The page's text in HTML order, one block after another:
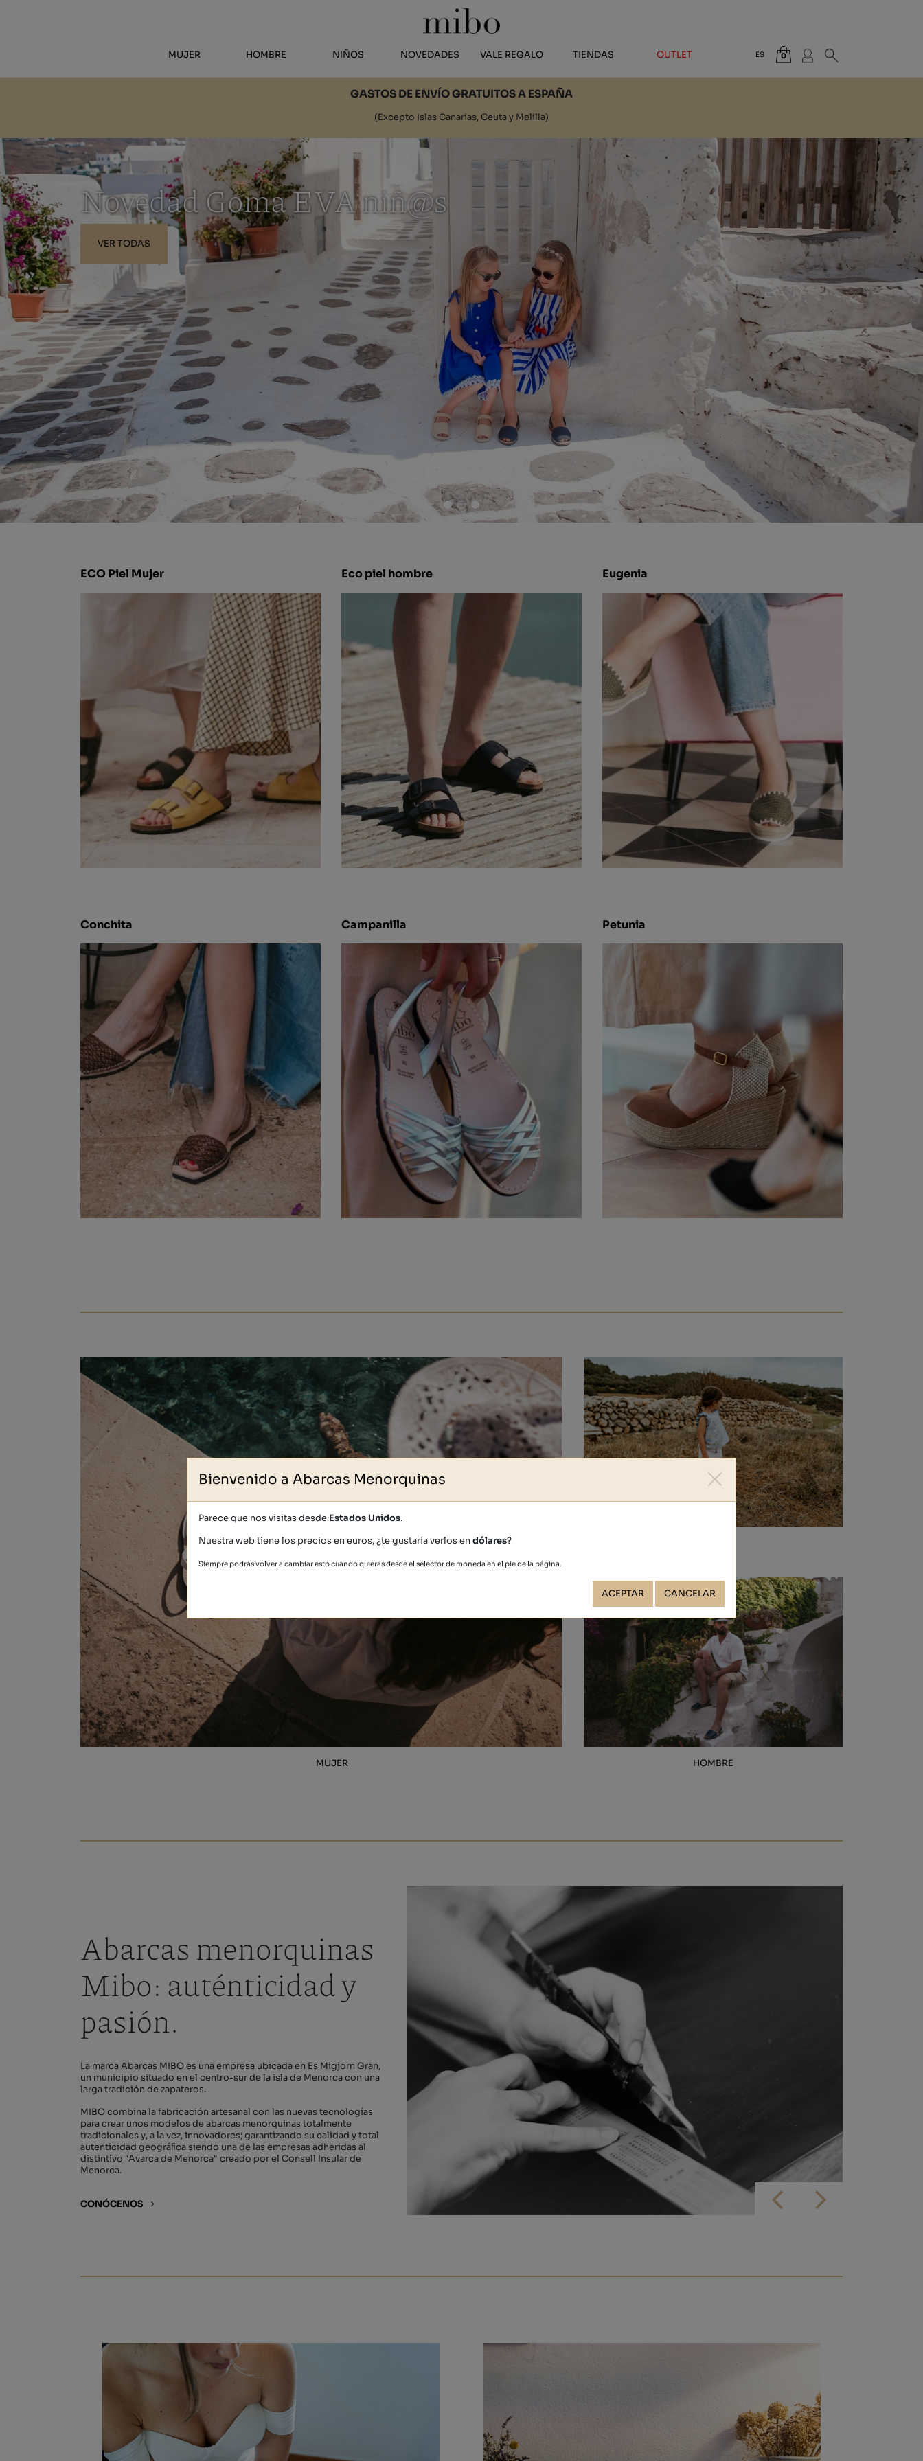
MUJER HOMBRE NIÑOS NOVEDADES VALE REGALO TIENDAS OUTLET ES 0
Total: 0,00 €
GASTOS DE ENVÍO GRATUITOS A ESPAÑA
(Excepto Islas Canarias, Ceuta y Melilla)
Novedad Goma EVA niñ@s
VER TODAS
ECO Piel Mujer Eco piel hombre Eugenia
Conchita Campanilla Petunia
MUJER HOMBRE
Abarcas menorquinas
Mibo: auténticidad y
pasión.
La marca Abarcas MIBO es una empresa ubicada en Es Migjorn Gran,
un municipio situado en el centro-sur de la isla de Menorca con una
larga tradición de zapateros.
MIBO combina la fabricación artesanal con las nuevas tecnologías
para crear unos modelos de abarcas menorquinas totalmente
tradicionales y, a la vez, innovadores; garantizando su calidad y total
autenticidad geográﬁca siendo una de las empresas adheridas al
distintivo "Avarca de Menorca" creado por el Consell Insular de
Menorca.
CONÓCENOS
Bienvenido a Abarcas Menorquinas
Parece que nos visitas desde Estados Unidos.
Nuestra web tiene los precios en euros, ¿te gustaría verlos endólares?
Siempre podrás volver a cambiar esto cuando quieras desde el selector de moneda en el pie de la página.
ACEPTAR CANCELAR